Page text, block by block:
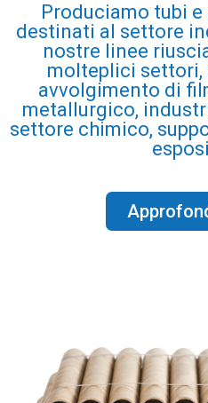
Produciamo tubi
destinati al settore
nostre linee
molteplici settori,
avvolgimento di
metallurgico,
settore chimico,